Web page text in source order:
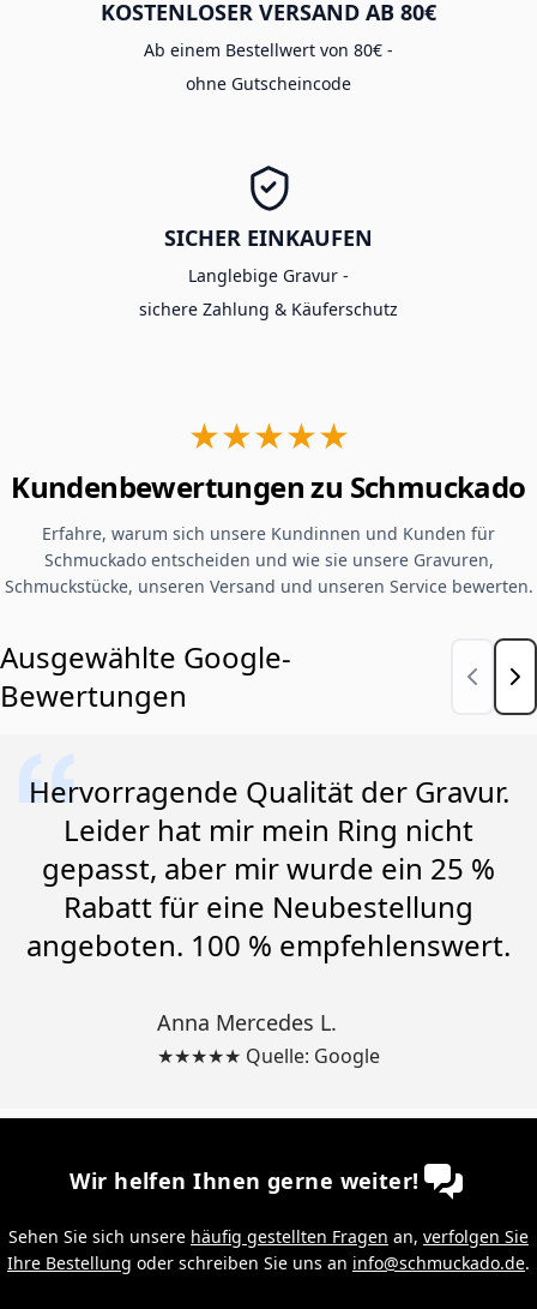
KOSTENLOSER VERSAND AB 80€
Ab einem Bestellwert von 80€ -
ohne Gutscheincode
SICHER EINKAUFEN
Langlebige Gravur -
sichere Zahlung & Käuferschutz
★★★★★
Kundenbewertungen zu Schmuckado
Erfahre, warum sich unsere Kundinnen und Kunden für
Schmuckado entscheiden und wie sie unsere Gravuren,
Schmuckstücke, unseren Versand und unseren Service bewerten.
Ausgewählte Google-
Bewertungen
Hervorragende Qualität der Gravur.
Leider hat mir mein Ring nicht
gepasst, aber mir wurde ein 25 %
Rabatt für eine Neubestellung
angeboten. 100 % empfehlenswert.
Anna Mercedes L.
★★★★★ Quelle: Google
Wir helfen Ihnen gerne weiter!
Sehen Sie sich unsere häufig gestellten Fragen an, verfolgen Sie
Ihre Bestellung oder schreiben Sie uns an info@schmuckado.de.